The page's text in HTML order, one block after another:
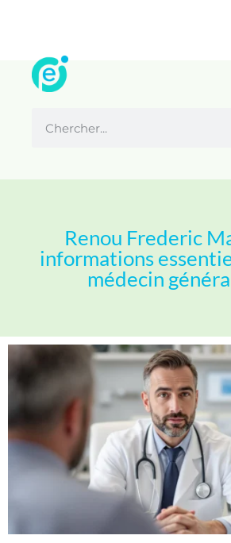
Renou Frederic
informations
médecin